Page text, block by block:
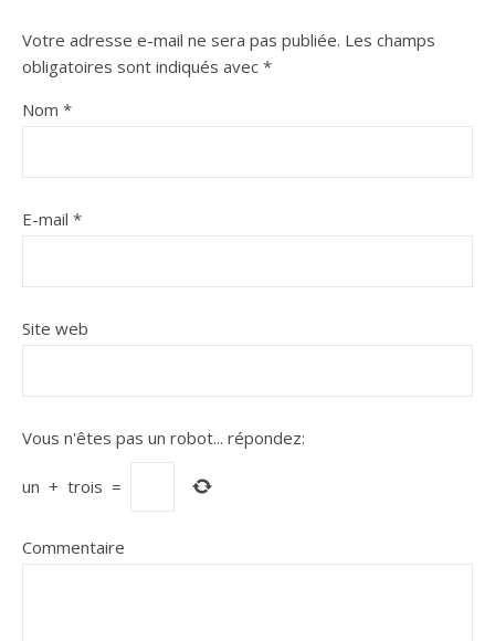
Votre adresse e-mail ne sera pas publiée. Les champs
obligatoires sont indiqués avec *
Nom *
E-mail *
Site web
Vous n'êtes pas un robot... répondez:
un + trois =
Commentaire